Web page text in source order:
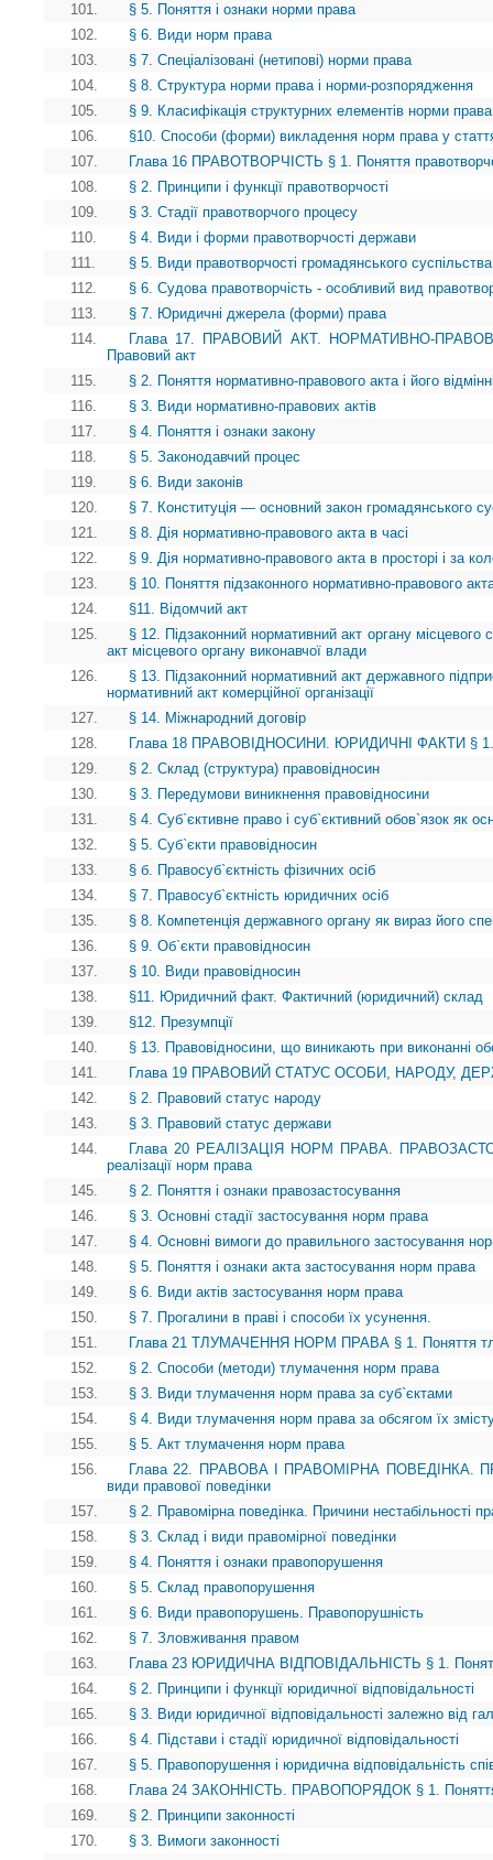
101.
§ 5. Поняття і ознаки норми права
102.
§ 6. Види норм права
103.
§ 7. Спеціалізовані (нетипові) норми права
104.
§ 8. Структура норми права і норми-розпорядження
105.
§ 9. Класифікація структурних елементів норми
106.
§10. Способи (форми) викладення норм права у
107.
Глава 16 ПРАВОТВОРЧІСТЬ § 1. Поняття
108.
§ 2. Принципи і функції правотворчості
109.
§ 3. Стадії правотворчого процесу
110.
§ 4. Види і форми правотворчості держави
111.
§ 5. Види правотворчості громадянського суспільства
112.
§ 6. Судова правотворчість - особливий вид
113.
§ 7. Юридичні джерела (форми) права
114.
Глава 17. ПРАВОВИЙ АКТ. НОРМАТИВНО-
Правовий акт
115.
§ 2. Поняття нормативно-правового акта і його
116.
§ 3. Види нормативно-правових актів
117.
§ 4. Поняття і ознаки закону
118.
§ 5. Законодавчий процес
119.
§ 6. Види законів
120.
§ 7. Конституція — основний закон громадянського
121.
§ 8. Дія нормативно-правового акта в часі
122.
§ 9. Дія нормативно-правового акта в просторі і за
123.
§ 10. Поняття підзаконного нормативно-правового
124.
§11. Відомчий акт
125.
§ 12. Підзаконний нормативний акт органу
акт місцевого органу виконавчої влади
126.
§ 13. Підзаконний нормативний акт державного
нормативний акт комерційної організації
127.
§ 14. Міжнародний договір
128.
Глава 18 ПРАВОВІДНОСИНИ. ЮРИДИЧНІ ФАКТИ § 1.
129.
§ 2. Склад (структура) правовідносин
130.
§ 3. Передумови виникнення правовідносини
131.
§ 4. Суб`єктивне право і суб`єктивний обов`язок як
132.
§ 5. Суб`єкти правовідносин
133.
§ б. Правосуб`єктність фізичних осіб
134.
§ 7. Правосуб`єктність юридичних осіб
135.
§ 8. Компетенція державного органу як вираз його
136.
§ 9. Об`єкти правовідносин
137.
§ 10. Види правовідносин
138.
§11. Юридичний факт. Фактичний (юридичний) склад
139.
§12. Презумпції
140.
§ 13. Правовідносини, що виникають при виконанні
141.
Глава 19 ПРАВОВИЙ СТАТУС ОСОБИ, НАРОДУ,
142.
§ 2. Правовий статус народу
143.
§ 3. Правовий статус держави
144.
Глава 20 РЕАЛІЗАЦІЯ НОРМ ПРАВА.
реалізації норм права
145.
§ 2. Поняття і ознаки правозастосування
146.
§ 3. Основні стадії застосування норм права
147.
§ 4. Основні вимоги до правильного застосування
148.
§ 5. Поняття і ознаки акта застосування норм права
149.
§ 6. Види актів застосування норм права
150.
§ 7. Прогалини в праві і способи їх усунення.
151.
Глава 21 ТЛУМАЧЕННЯ НОРМ ПРАВА § 1. Поняття
152.
§ 2. Способи (методи) тлумачення норм права
153.
§ 3. Види тлумачення норм права за суб`єктами
154.
§ 4. Види тлумачення норм права за обсягом їх
155.
§ 5. Акт тлумачення норм права
156.
Глава 22. ПРАВОВА І ПРАВОМІРНА ПОВЕДІНКА.
види правової поведінки
157.
§ 2. Правомірна поведінка. Причини нестабільності
158.
§ 3. Склад і види правомірної поведінки
159.
§ 4. Поняття і ознаки правопорушення
160.
§ 5. Склад правопорушення
161.
§ 6. Види правопорушень. Правопорушність
162.
§ 7. Зловживання правом
163.
Глава 23 ЮРИДИЧНА ВІДПОВІДАЛЬНІСТЬ § 1. Поняття
164.
§ 2. Принципи і функції юридичної відповідальності
165.
§ 3. Види юридичної відповідальності залежно від
166.
§ 4. Підстави і стадії юридичної відповідальності
167.
§ 5. Правопорушення і юридична відповідальність
168.
Глава 24 ЗАКОННІСТЬ. ПРАВОПОРЯДОК § 1. Поняття
169.
§ 2. Принципи законності
170.
§ 3. Вимоги законності